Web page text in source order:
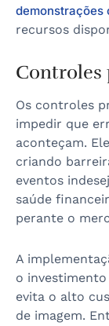
demonstrações
recursos
Controles
Os controles
impedir que
aconteçam.
criando
eventos
saúde
perante o
A
o
evita o alto
de imagem.